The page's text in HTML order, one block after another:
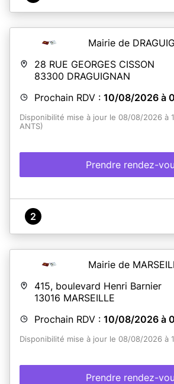
Mairie de
28 RUE GEORGES CISSON
83300 DRAGUIGNAN
Prochain RDV : 10/08/2026 à
Disponibilité mise à jour le 08/08/2026 à
ANTS)
Prendre rendez-
2
Mairie de
415, boulevard Henri Barnier
13016 MARSEILLE
Prochain RDV : 10/08/2026 à
Disponibilité mise à jour le 08/08/2026 à
Prendre rendez-